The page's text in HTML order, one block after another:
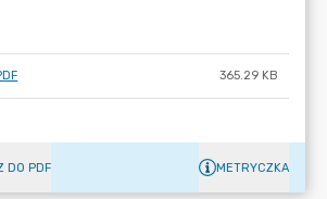
365.29 KB
DO PDF METRYCZKA